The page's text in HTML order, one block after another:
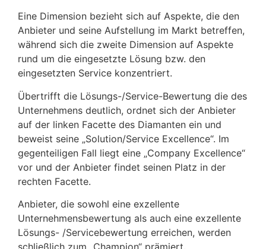
Eine Dimension bezieht sich auf Aspekte, die den
Anbieter und seine Aufstellung im Markt betreffen,
während sich die zweite Dimension auf Aspekte
rund um die eingesetzte Lösung bzw. den
eingesetzten Service konzentriert.
Übertrifft die Lösungs-/Service-Bewertung die des
Unternehmens deutlich, ordnet sich der Anbieter
auf der linken Facette des Diamanten ein und
beweist seine „Solution/Service Excellence“. Im
gegenteiligen Fall liegt eine „Company Excellence“
vor und der Anbieter findet seinen Platz in der
rechten Facette.
Anbieter, die sowohl eine exzellente
Unternehmensbewertung als auch eine exzellente
Lösungs- /Servicebewertung erreichen, werden